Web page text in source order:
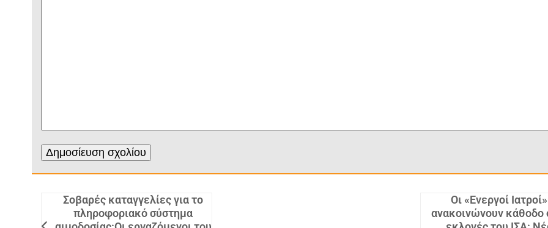
Σοβαρές καταγγελίες για το
πληροφοριακό σύστημα
Οι «Ενεργοί Ιατροί»
ανακοινώνουν κάθοδο